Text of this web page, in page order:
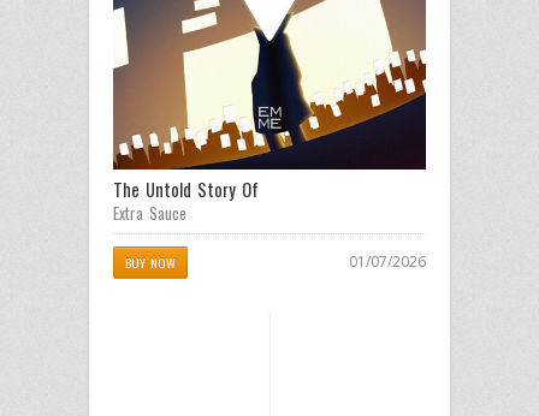
The Untold Story Of
Extra Sauce
BUY NOW 01/07/2026